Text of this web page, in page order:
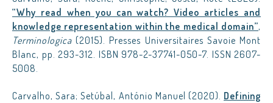
“Why read when you can watch? Video articles and
knowledge representation within the medical domain”,
Terminologica (2015). Presses Universitaires Savoie Mont
Blanc, pp. 293-312. ISBN 978-2-37741-050-7. ISSN 2607-
5008.
Carvalho, Sara; Setúbal, António Manuel (2020). Defining